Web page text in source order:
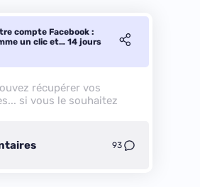
compte Facebook :
un clic et… 14 jours
récupérer vos
si vous le souhaitez
93